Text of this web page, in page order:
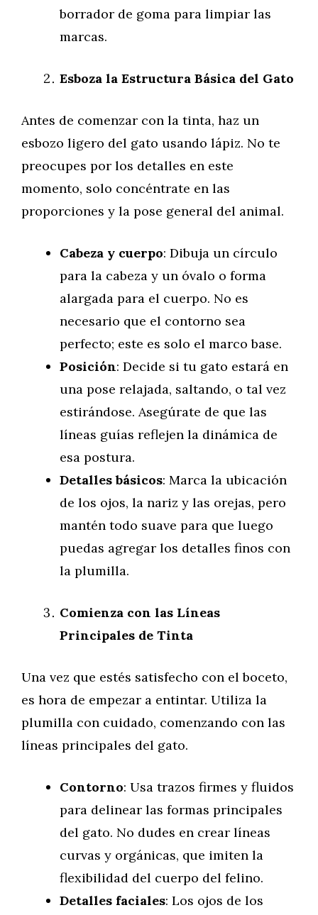
borrador de goma para limpiar las
marcas.
Esboza la Estructura Básica del Gato
Antes de comenzar con la tinta, haz un
esbozo ligero del gato usando lápiz. No te
preocupes por los detalles en este
momento, solo concéntrate en las
proporciones y la pose general del animal.
Cabeza y cuerpo: Dibuja un círculo
para la cabeza y un óvalo o forma
alargada para el cuerpo. No es
necesario que el contorno sea
perfecto; este es solo el marco base.
Posición: Decide si tu gato estará en
una pose relajada, saltando, o tal vez
estirándose. Asegúrate de que las
líneas guías reflejen la dinámica de
esa postura.
Detalles básicos: Marca la ubicación
de los ojos, la nariz y las orejas, pero
mantén todo suave para que luego
puedas agregar los detalles finos con
la plumilla.
Comienza con las Líneas
Principales de Tinta
Una vez que estés satisfecho con el boceto,
es hora de empezar a entintar. Utiliza la
plumilla con cuidado, comenzando con las
líneas principales del gato.
Contorno: Usa trazos firmes y fluidos
para delinear las formas principales
del gato. No dudes en crear líneas
curvas y orgánicas, que imiten la
flexibilidad del cuerpo del felino.
Detalles faciales: Los ojos de los